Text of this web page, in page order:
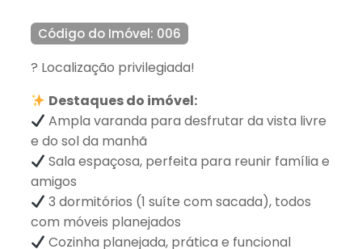
Código do Imóvel: 006
? Localização privilegiada!
Destaques do imóvel:
Ampla varanda para desfrutar da vista livre
e do sol da manhã
Sala espaçosa, perfeita para reunir família e
amigos
3 dormitórios (1 suíte com sacada), todos
com móveis planejados
Cozinha planejada, prática e funcional